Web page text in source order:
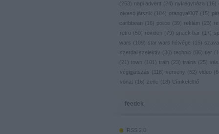
( 253) napi advent ( 24) nyíregyháza ( 16 )
olvasó játszik ( 184) orangyal007 ( 15)
caribbean ( 16 ) police ( 39) reklám ( 23)
retro ( 50) röviden ( 79) snack bar ( 17)
wars ( 109) star wars hétvége ( 15)
szerdai szelektív ( 30) technic ( 86 ) tier (
( 21 ) town ( 101 ) train ( 23) trains ( 25)
végigjátszás ( 116 ) verseny ( 52) video (
vonat ( 16 ) zene ( 18 ) Címkefelhő
feedek
RSS 2.0